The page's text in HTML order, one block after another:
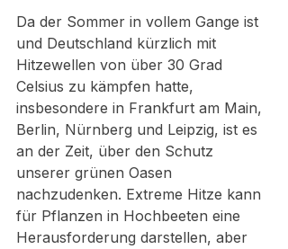
Da der Sommer in vollem Gange ist
und Deutschland kürzlich mit
Hitzewellen von über 30 Grad
Celsius zu kämpfen hatte,
insbesondere in Frankfurt am Main,
Berlin, Nürnberg und Leipzig, ist es
an der Zeit, über den Schutz
unserer grünen Oasen
nachzudenken. Extreme Hitze kann
für Pflanzen in Hochbeeten eine
Herausforderung darstellen, aber